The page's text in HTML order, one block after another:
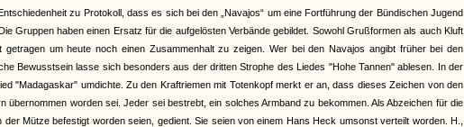
zu Protokoll, dass es sich bei den „Navajos“ um eine Fortführung der Bündischen Jugend
Gruppen haben einen Ersatz für die aufgelösten Verbände gebildet. Sowohl Grußformen als auch Kluft
um heute noch einen Zusammenhalt zu zeigen. Wer bei den Navajos angibt früher bei den
Bewusstsein lasse sich besonders aus der dritten Strophe des Liedes "Hohe Tannen" ablesen. In der
"Madagaskar" umdichte. Zu den Kraftriemen mit Totenkopf merkt er an, dass dieses Zeichen von den
worden sei. Jeder sei bestrebt, ein solches Armband zu bekommen. Als Abzeichen für die
Mütze befestigt worden seien, gedient. Sie seien von einem Hans Heck umsonst verteilt worden. H.,